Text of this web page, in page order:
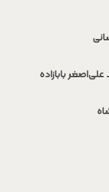
بابازاده